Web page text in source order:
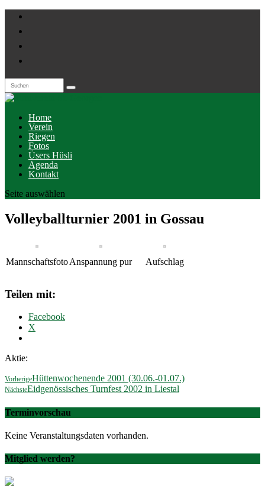
Home
Verein
Riegen
Fotos
Üsers Hüsli
Agenda
Kontakt
Seite auswählen
Volleyballturnier 2001 in Gossau
Mannschaftsfoto Anspannung pur Aufschlag
Teilen mit:
Facebook
X
Aktie:
VorherigeHüttenwochenende 2001 (30.06.-01.07.)
NächsteEidgenössisches Turnfest 2002 in Liestal
Terminvorschau
Keine Veranstaltungsdaten vorhanden.
Mitglied werden?